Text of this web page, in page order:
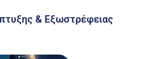
& Εξωστρέφειας